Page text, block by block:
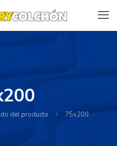
del producto 75x200